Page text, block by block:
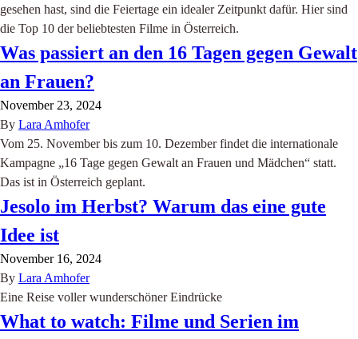
gesehen hast, sind die Feiertage ein idealer Zeitpunkt dafür. Hier sind
die Top 10 der beliebtesten Filme in Österreich.
Was passiert an den 16 Tagen gegen Gewalt
an Frauen?
November 23, 2024
By Lara Amhofer
Vom 25. November bis zum 10. Dezember findet die internationale
Kampagne „16 Tage gegen Gewalt an Frauen und Mädchen“ statt.
Das ist in Österreich geplant.
Jesolo im Herbst? Warum das eine gute
Idee ist
November 16, 2024
By Lara Amhofer
Eine Reise voller wunderschöner Eindrücke
What to watch: Filme und Serien im